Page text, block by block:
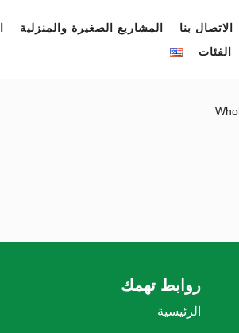
الاتصال بنا المشاريع الصغيرة والمنزلية
الفئات
روابط تهمك
الرئيسية